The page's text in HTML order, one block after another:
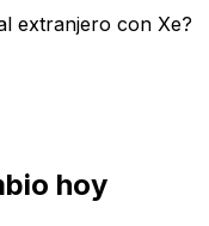
extranjero con Xe?
hoy